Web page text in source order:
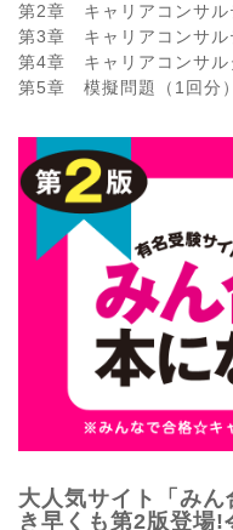
第2章 キャリアコンサル
第3章 キャリアコンサル
第4章 キャリアコンサル
第5章 模擬問題（1回分）
大人気サイト「み
き早くも第2版登場!